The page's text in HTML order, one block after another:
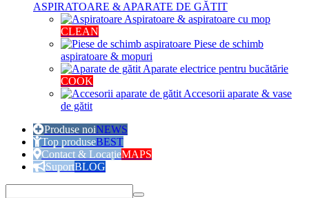
ASPIRATOARE & APARATE DE GĂTIT
Aspiratoare & aspiratoare cu mop
CLEAN
Piese de schimb
aspiratoare & mopuri
Aparate electrice pentru bucătărie
COOK
Accesorii aparate & vase
de gătit
Produse noiNEWS
Top produseBEST
Contact & LocațieMAPS
SuportBLOG